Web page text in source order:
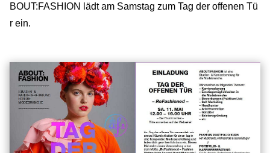
BOUT:FASHION lädt am Samstag zum Tag der offenen Tü
r ein.